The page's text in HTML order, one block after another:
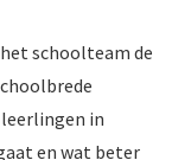
schoolteam de
in
en wat beter